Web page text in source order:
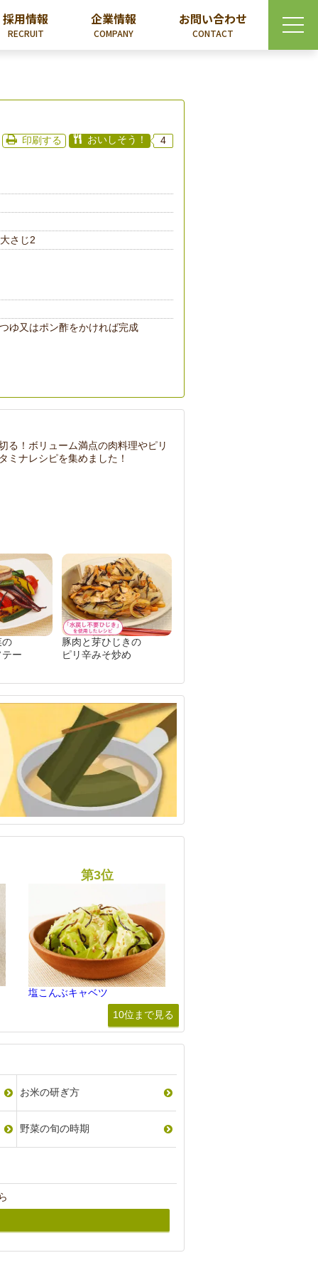
採用情報
RECRUIT
企業情報
COMPANY
お問い合わせ
CONTACT
印刷する おいしそう！ 4
さじ2
ゆ又はポン酢をかければ完成
る！ボリューム満点の肉料理やピリ
ミナレシピを集めました！
の
ー
豚肉と芽ひじきの
ピリ辛みそ炒め
塩こんぶキャベツ
10位まで見る
お米の研ぎ方
野菜の旬の時期